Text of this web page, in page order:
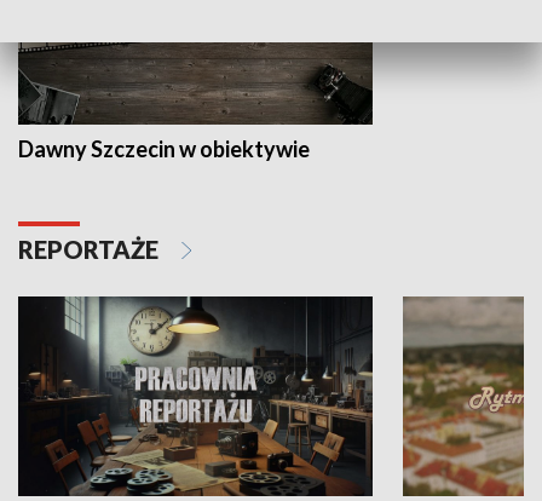
Dawny Szczecin w obiektywie
REPORTAŻE